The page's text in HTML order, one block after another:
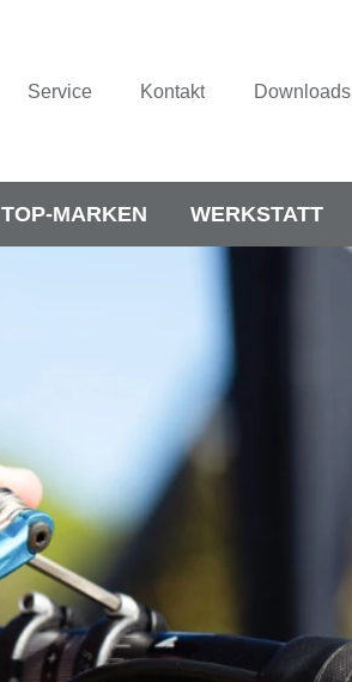
Service Kontakt Downloads
TOP-MARKEN WERKSTATT